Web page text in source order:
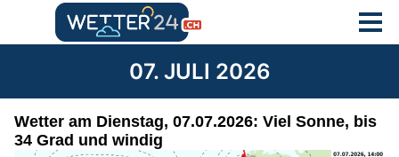
07. JULI 2026
Wetter am Dienstag, 07.07.2026: Viel Sonne, bis
34 Grad und windig